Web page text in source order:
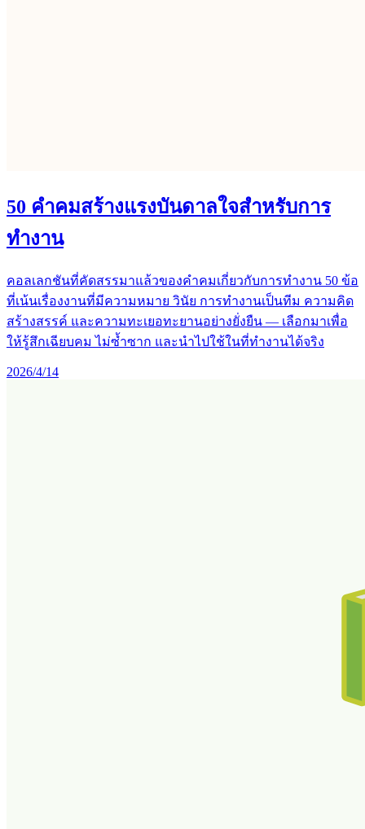
50 คำคมสร้างแรงบันดาลใจสำหรับการ
ทำงาน
คอลเลกชันที่คัดสรรมาแล้วของคำคมเกี่ยวกับการทำงาน 50 ข้อ
ที่เน้นเรื่องงานที่มีความหมาย วินัย การทำงานเป็นทีม ความคิด
สร้างสรรค์ และความทะเยอทะยานอย่างยั่งยืน — เลือกมาเพื่อ
ให้รู้สึกเฉียบคม ไม่ซ้ำซาก และนำไปใช้ในที่ทำงานได้จริง
2026/4/14